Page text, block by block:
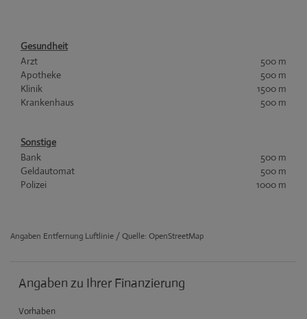
Gesundheit
Arzt
500 m
Apotheke
500 m
Klinik
1500 m
Krankenhaus
500 m
Sonstige
Bank
500 m
Geldautomat
500 m
Polizei
1000 m
Angaben Entfernung Luftlinie / Quelle: OpenStreetMap